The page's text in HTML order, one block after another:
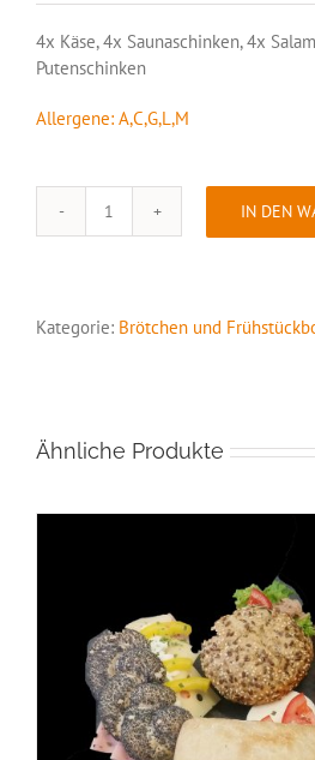
4x Käse, 4x Saunaschinken, 4x
Putenschinken
Allergene: A,C,G,L,M
Brötchenbox
IN DEN
Kategorie: Brötchen und
Ähnliche Produkte